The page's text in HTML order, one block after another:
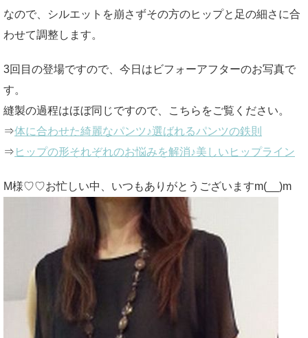
なので、シルエットを崩さずその方のヒップと足の細さに合
わせて調整します。
3回目の登場ですので、今日はビフォーアフターのお写真で
す。
縫製の過程はほぼ同じですので、こちらをご覧ください。
⇒体に合わせた綺麗なパンツ♪選ばれるパンツの鉄則
⇒ ヒップの形それぞれのお悩みを解消♪美しいヒップライン
M様♡♡お忙しい中、いつもありがとうございますm(__)m